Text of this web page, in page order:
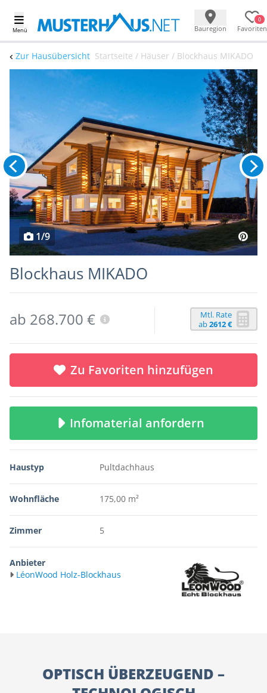
Menü Bauregion
0
Favoriten
Zur Hausübersicht Startseite / Häuser / Blockhaus MIKADO
1/9
Blockhaus MIKADO
ab 268.700 €
Mtl. Rate
ab2612 €
Zu Favoriten hinzufügen
Infomaterial anfordern
Haustyp Pultdachhaus
Wohnfläche 175,00 m²
Zimmer 5
Anbieter
LéonWood Holz-Blockhaus
OPTISCH ÜBERZEUGEND –